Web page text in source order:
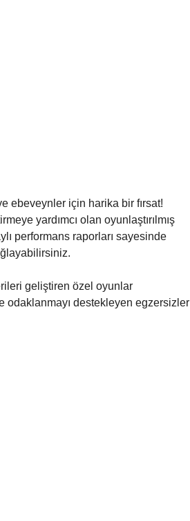
ebeveynler için harika bir fırsat!
yardımcı olan oyunlaştırılmış
performans raporları sayesinde
geliştiren özel oyunlar
odaklanmayı destekleyen egzersizler